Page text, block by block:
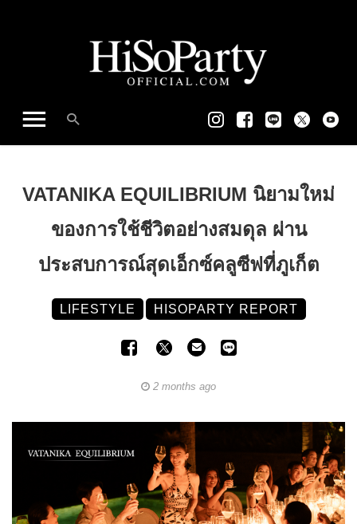
VATANIKA EQUILIBRIUM นิยามใหม่
ของการใช้ชีวิตอย่างสมดุล ผ่าน
ประสบการณ์สุดเอ็กซ์คลูซีฟที่ภูเก็ต
LIFESTYLE HISOPARTY REPORT
2 months ago